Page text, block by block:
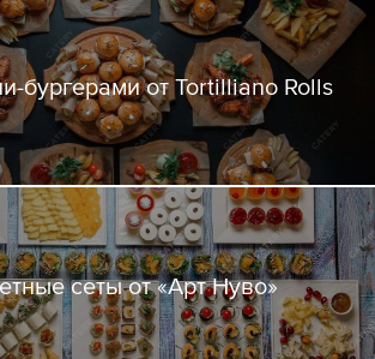
бургерами от Tortilliano Rolls
сеты от «Арт Нуво»